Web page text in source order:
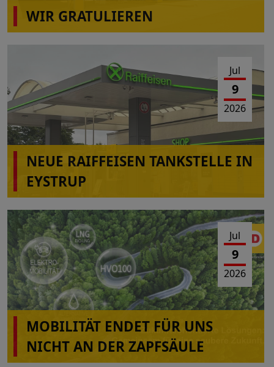
WIR GRATULIEREN
wiro Autohof A31 Rhede(Ems)
Jul
9
2026
NEUE RAIFFEISEN TANKSTELLE IN
EYSTRUP
Jul
9
2026
MOBILITÄT ENDET FÜR UNS
NICHT AN DER ZAPFSÄULE